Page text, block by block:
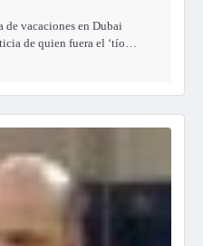
de vacaciones en Dubai
de quien fuera el ‘tío…